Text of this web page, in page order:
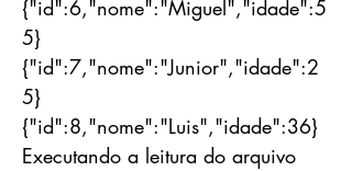
{"id":6,"nome":"Miguel","idade":5
5}
{"id":7,"nome":"Junior","idade":2
5}
{"id":8,"nome":"Luis","idade":36}
Executando a leitura do arquivo